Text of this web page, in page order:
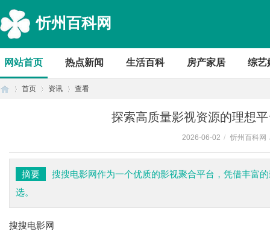
忻州百科网
网站首页 热点新闻 生活百科 房产家居 综艺
首页 资讯 查看
探索高质量影视资源的理想
2026-06-02 / 忻州百科网
摘要
搜搜电影网作为一个优质的影视聚合平台，凭借丰富
选。
搜搜电影网